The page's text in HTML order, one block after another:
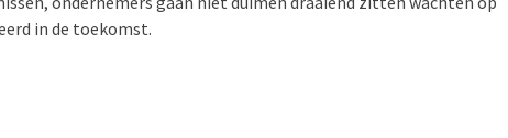
in de toekomst.